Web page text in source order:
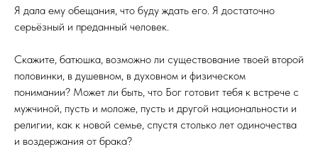
Я дала ему обещания, что буду ждать его. Я достаточно
серьёзный и преданный человек.
Скажите, батюшка, возможно ли существование твоей второй
половинки, в душевном, в духовном и физическом
понимании? Может ли быть, что Бог готовит тебя к встрече с
мужчиной, пусть и моложе, пусть и другой национальности и
религии, как к новой семье, спустя столько лет одиночества
и воздержания от брака?